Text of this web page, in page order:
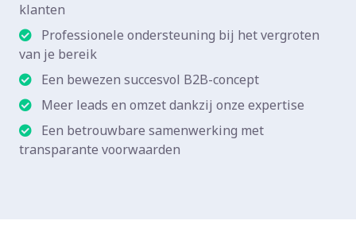
klanten
Professionele ondersteuning bij het vergroten
van je bereik
Een bewezen succesvol B2B-concept
Meer leads en omzet dankzij onze expertise
Een betrouwbare samenwerking met
transparante voorwaarden